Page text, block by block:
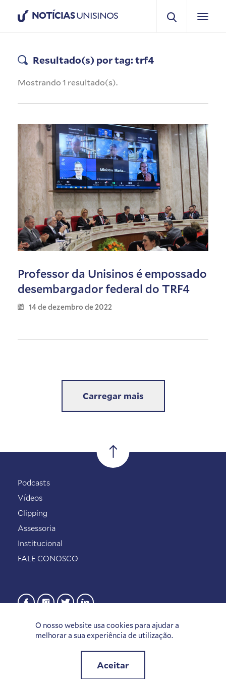
NOTÍCIASUNISINOS
Resultado(s) por tag: trf4
Mostrando 1 resultado(s).
Professor da Unisinos é empossado
desembargador federal do TRF4
14 de dezembro de 2022
Carregar mais
O nosso website usa cookies para ajudar a
melhorar a sua experiência de utilização.
Aceitar
Podcasts
Vídeos
Clipping
Assessoria
Institucional
FALE CONOSCO